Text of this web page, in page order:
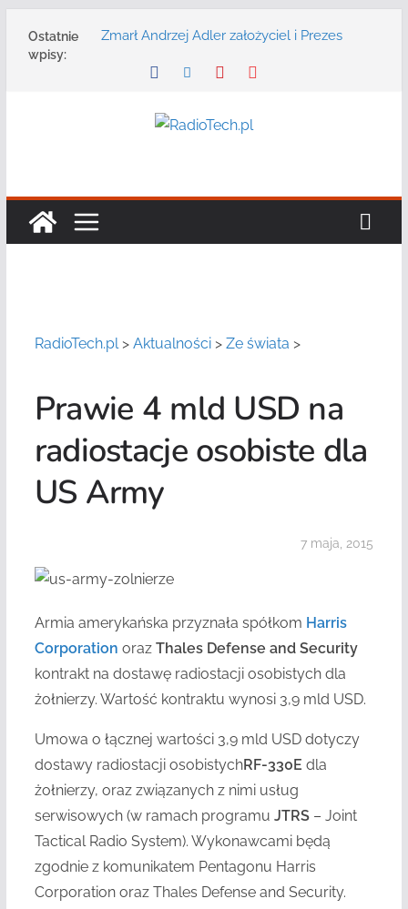
Ostatnie
wpisy:
Zmarł Andrzej Adler założyciel i Prezes
Radmor – największy polski producent
DGT wraz z partnerami zaprasza na
konferencję: „Bezpieczeństwo,
bezpieczeństwa publicznego usługę
RadioTech.pl> Aktualności> Ze świata >
Prawie 4 mld USD na
radiostacje osobiste dla
US Army
7 maja, 2015
Armia amerykańska przyznała spółkom Harris
Corporation orazThales Defense and Security
kontrakt na dostawę radiostacji osobistych dla
żołnierzy. Wartość kontraktu wynosi 3,9 mld USD.
Umowa o łącznej wartości 3,9 mld USD dotyczy
dostawy radiostacji osobistychRF-330E dla
żołnierzy, oraz związanych z nimi usług
serwisowych (w ramach programu JTRS– Joint
Tactical Radio System). Wykonawcami będą
zgodnie z komunikatem Pentagonu Harris
Corporation oraz Thales Defense and Security.